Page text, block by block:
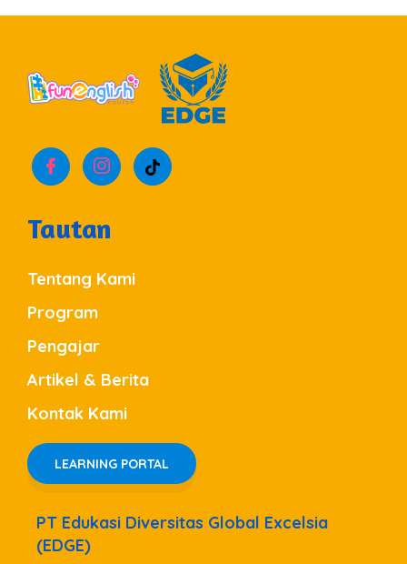
Tautan
Tentang Kami
Program
Pengajar
Artikel & Berita
Kontak Kami
LEARNING PORTAL
PT Edukasi Diversitas Global Excelsia
(EDGE)